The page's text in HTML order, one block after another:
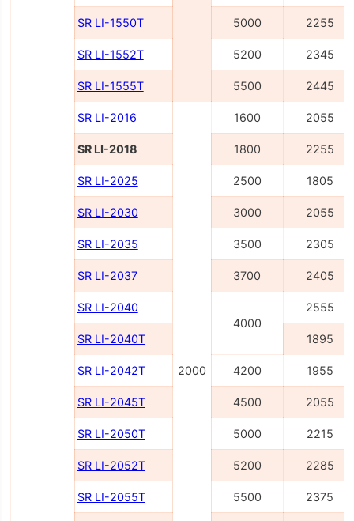
SR LI-1550Т 5000 2255
SR LI-1552Т 5200 2345
SR LI-1555Т 5500 2445
SR LI-2016
2000
1600 2055
SR LI-2018 1800 2255
SR LI-2025 2500 1805
SR LI-2030 3000 2055
SR LI-2035 3500 2305
SR LI-2037 3700 2405
SR LI-2040
4000
2555
SR LI-2040Т 1895
SR LI-2042Т 4200 1955
SR LI-2045Т 4500 2055
SR LI-2050Т 5000 2215
SR LI-2052Т 5200 2285
SR LI-2055Т 5500 2375